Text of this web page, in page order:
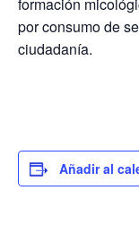
por consumo de
ciudadanía.
Añadir al